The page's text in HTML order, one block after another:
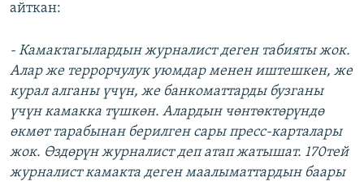
айткан:
- Камактагылардын журналист деген табияты жок.
Алар же террорчулук уюмдар менен иштешкен, же
курал алганы үчүн, же банкоматтарды бузганы
үчүн камакка түшкөн. Алардын чөнтөктөрүндө
өкмөт тарабынан берилген сары пресс-карталары
жок. Өздөрүн журналист деп атап жатышат. 170тей
журналист камакта деген маалыматтардын баары